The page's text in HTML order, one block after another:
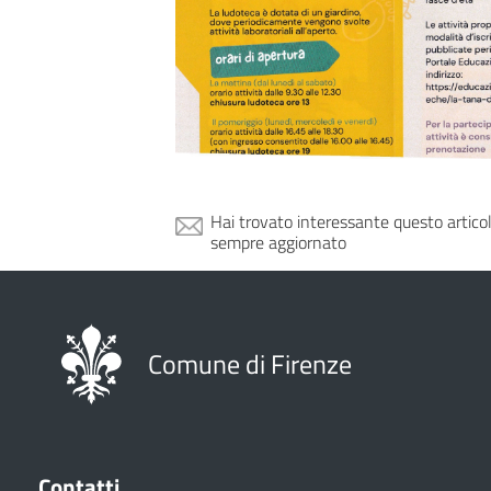
Hai trovato interessante questo
sempre aggiornato
Comune di Firenze